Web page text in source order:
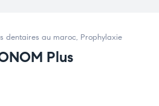
dentaires au maroc, Prophylaxie
Plus